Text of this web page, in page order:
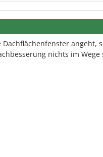
Dachflächenfenster
nichts im